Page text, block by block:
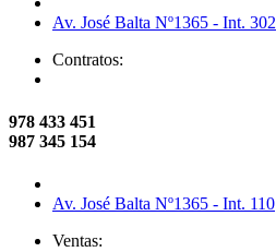
Av. José Balta Nº1365 - Int. 302
Contratos:
978 433 451
987 345 154
Av. José Balta Nº1365 - Int. 110
Ventas: